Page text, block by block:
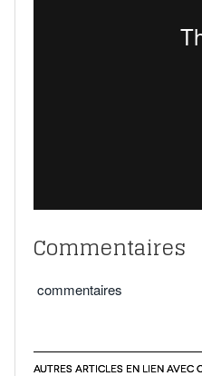
Commentaires
commentaires
AUTRES ARTICLES EN LIEN AVEC